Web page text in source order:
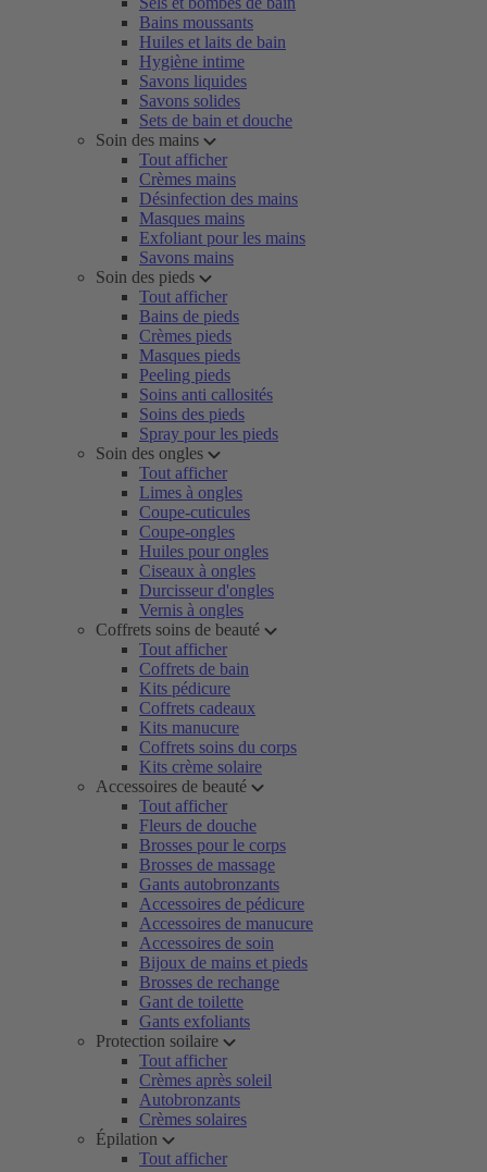
Bains moussants
Huiles et laits de bain
Hygiène intime
Savons liquides
Savons solides
Sets de bain et douche
Soin des mains
Tout afficher
Crèmes mains
Désinfection des mains
Masques mains
Exfoliant pour les mains
Savons mains
Soin des pieds
Tout afficher
Bains de pieds
Crèmes pieds
Masques pieds
Peeling pieds
Soins anti callosités
Soins des pieds
Spray pour les pieds
Soin des ongles
Tout afficher
Limes à ongles
Coupe-cuticules
Coupe-ongles
Huiles pour ongles
Ciseaux à ongles
Durcisseur d'ongles
Vernis à ongles
Coffrets soins de beauté
Tout afficher
Coffrets de bain
Kits pédicure
Coffrets cadeaux
Kits manucure
Coffrets soins du corps
Kits crème solaire
Accessoires de beauté
Tout afficher
Fleurs de douche
Brosses pour le corps
Brosses de massage
Gants autobronzants
Accessoires de pédicure
Accessoires de manucure
Accessoires de soin
Bijoux de mains et pieds
Brosses de rechange
Gant de toilette
Gants exfoliants
Protection soilaire
Tout afficher
Crèmes après soleil
Autobronzants
Crèmes solaires
Épilation
Tout afficher